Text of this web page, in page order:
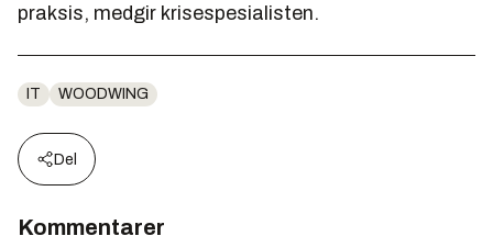
praksis, medgir krisespesialisten.
IT WOODWING
Del
Kommentarer